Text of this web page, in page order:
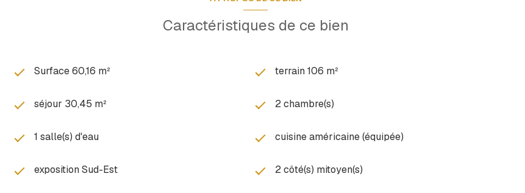
Caractéristiques de ce bien
Surface 60,16 m² terrain 106 m²
séjour 30,45 m² 2 chambre(s)
1 salle(s) d'eau cuisine américaine (équipée)
exposition Sud-Est 2 côté(s) mitoyen(s)